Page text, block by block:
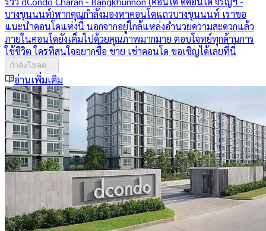
บางขุนนนท์)หากคุณกำลังมองหาคอนโดแถวบางขุนนนท์ เราขอ
แนะนำคอนโดแห่งนี้ นอกจากอยู่ใกล้แหล่งอำนวยความสะดวกแล้ว
ภายในคอนโดยังเต็มไปด้วยคุณภาพมากมาย ตอบโจทย์ทุกด้านการ
ใช้ชีวิต ใครที่สนใจอยากซื้อ ขาย เช่าคอนโด ขอเชิญได้เลยที่นี่
กำลังโหลด...
อ่านเพิ่มเติม